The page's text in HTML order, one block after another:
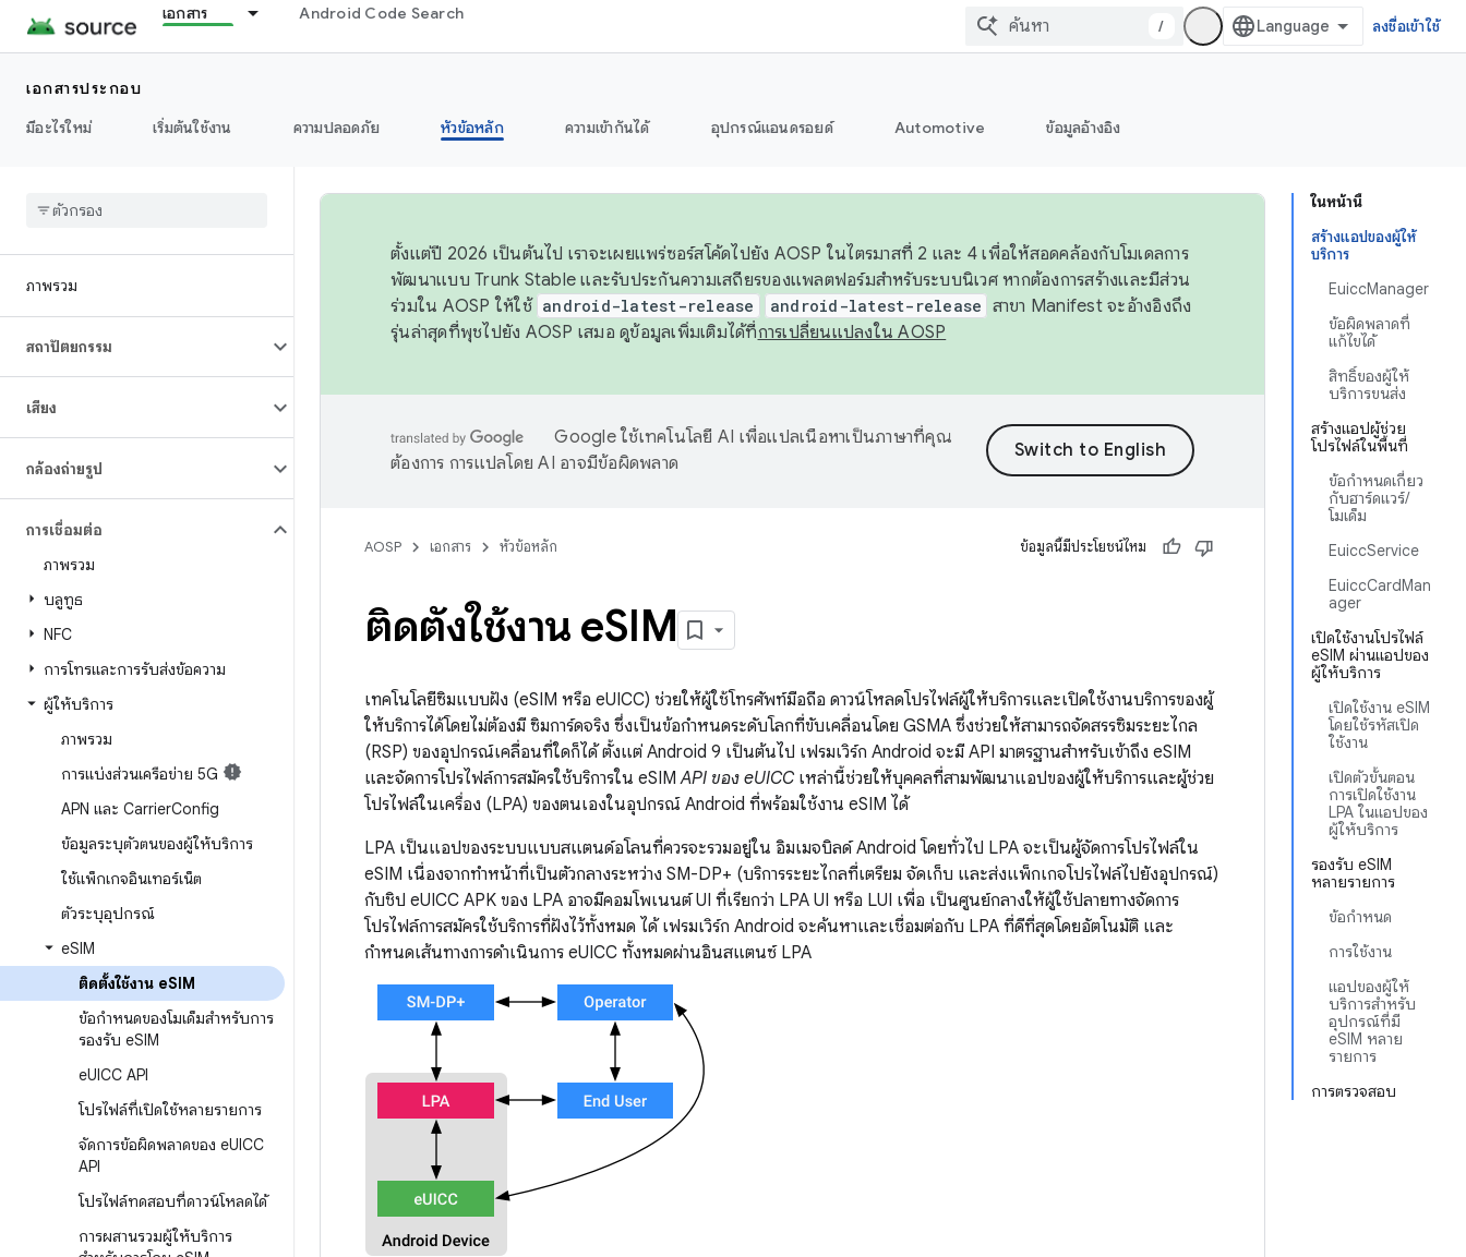
เอกสาร Android Code Search
/ ลงชื่อเข้าใช้
เอกสารประกอบ
มีอะไรใหม่
เริ่มต้นใช้งาน ความปลอดภัย หัวข้อหลัก ความเข้ากันได้ อุปกรณ์แอนดรอยด์ Automotive ข้อมูลอ้างอิง
ภาพรวม
สถาปัตยกรรม
เสียง
กล้องถ่ายรูป
การเชื่อมต่อ
ภาพรวม
บลูทูธ
NFC
การโทรและการรับส่งข้อความ
ผู้ให้บริการ
ภาพรวม
การแบ่งส่วนเครือข่าย 5G
APN และ CarrierConfig
ข้อมูลระบุตัวตนของผู้ให้บริการ
ใช้แพ็กเกจอินเทอร์เน็ต
ตัวระบุอุปกรณ์
eSIM
ติดตั้งใช้งาน eSIM
ข้อกำหนดของโมเด็มสำหรับการ
รองรับ eSIM
eUICC API
โปรไฟล์ที่เปิดใช้หลายรายการ
จัดการข้อผิดพลาดของ eUICC
API
โปรไฟล์ทดสอบที่ดาวน์โหลดได้
การผสานรวมผู้ให้บริการ
ในหน้านี้
สร้างแอปของผู้ให้
บริการ
EuiccManager
ข้อผิดพลาดที่
แก้ไขได้
สิทธิ์ของผู้ให้
บริการขนส่ง
สร้างแอปผู้ช่วย
โปรไฟล์ในพื้นที่
ข้อกำหนดเกี่ยว
กับฮาร์ดแวร์/
โมเด็ม
EuiccService
EuiccCardMan
ager
เปิดใช้งานโปรไฟล์
eSIM ผ่านแอปของ
ผู้ให้บริการ
เปิดใช้งาน eSIM
โดยใช้รหัสเปิด
ใช้งาน
เปิดตัวขั้นตอน
การเปิดใช้งาน
LPA ในแอปของ
ผู้ให้บริการ
รองรับ eSIM
หลายรายการ
ข้อกำหนด
การใช้งาน
แอปของผู้ให้
บริการสำหรับ
อุปกรณ์ที่มี
eSIM หลาย
รายการ
การตรวจสอบ
ตั้งแต่ปี 2026 เป็นต้นไป เราจะเผยแพร่ซอร์สโค้ดไปยัง AOSP ในไตรมาสที่ 2 และ 4 เพื่อให้สอดคล้องกับโมเดลการ
พัฒนาแบบ Trunk Stable และรับประกันความเสถียรของแพลตฟอร์มสำหรับระบบนิเวศ หากต้องการสร้างและมีส่วน
ร่วมใน AOSP ให้ใช้ android-latest-release android-latest-release สาขา Manifest จะอ้างอิงถึง
รุ่นล่าสุดที่พุชไปยัง AOSP เสมอ ดูข้อมูลเพิ่มเติมได้ที่การเปลี่ยนแปลงใน AOSP
Google ใช้เทคโนโลยี AI เพื่อแปลเนื้อหาเป็นภาษาที่คุณ
ต้องการ การแปลโดย AI อาจมีข้อผิดพลาด
AOSP เอกสาร หัวข้อหลัก ข้อมูลนี้มีประโยชน์ไหม
ติดตั้งใช้งาน eSIM
เทคโนโลยีซิมแบบฝัง (eSIM หรือ eUICC) ช่วยให้ผู้ใช้โทรศัพท์มือถือ ดาวน์โหลดโปรไฟล์ผู้ให้บริการและเปิดใช้งานบริการของผู้
ให้บริการได้โดยไม่ต้องมี ซิมการ์ดจริง ซึ่งเป็นข้อกำหนดระดับโลกที่ขับเคลื่อนโดย GSMA ซึ่งช่วยให้สามารถจัดสรรซิมระยะไกล
(RSP) ของอุปกรณ์เคลื่อนที่ใดก็ได้ ตั้งแต่ Android 9 เป็นต้นไป เฟรมเวิร์ก Android จะมี API มาตรฐานสำหรับเข้าถึง eSIM
และจัดการโปรไฟล์การสมัครใช้บริการใน eSIMAPI ของ eUICCเหล่านี้ช่วยให้บุคคลที่สามพัฒนาแอปของผู้ให้บริการและผู้ช่วย
โปรไฟล์ในเครื่อง (LPA) ของตนเองในอุปกรณ์ Android ที่พร้อมใช้งาน eSIM ได้
LPA เป็นแอปของระบบแบบสแตนด์อโลนที่ควรจะรวมอยู่ใน อิมเมจบิลด์ Android โดยทั่วไป LPA จะเป็นผู้จัดการโปรไฟล์ใน
eSIM เนื่องจากทำหน้าที่เป็นตัวกลางระหว่าง SM-DP+ (บริการระยะไกลที่เตรียม จัดเก็บ และส่งแพ็กเกจโปรไฟล์ไปยังอุปกรณ์)
กับชิป eUICC APK ของ LPA อาจมีคอมโพเนนต์ UI ที่เรียกว่า LPA UI หรือ LUI เพื่อ เป็นศูนย์กลางให้ผู้ใช้ปลายทางจัดการ
โปรไฟล์การสมัครใช้บริการที่ฝังไว้ทั้งหมด ได้ เฟรมเวิร์ก Android จะค้นหาและเชื่อมต่อกับ LPA ที่ดีที่สุดโดยอัตโนมัติ และ
กำหนดเส้นทางการดำเนินการ eUICC ทั้งหมดผ่านอินสแตนซ์ LPA